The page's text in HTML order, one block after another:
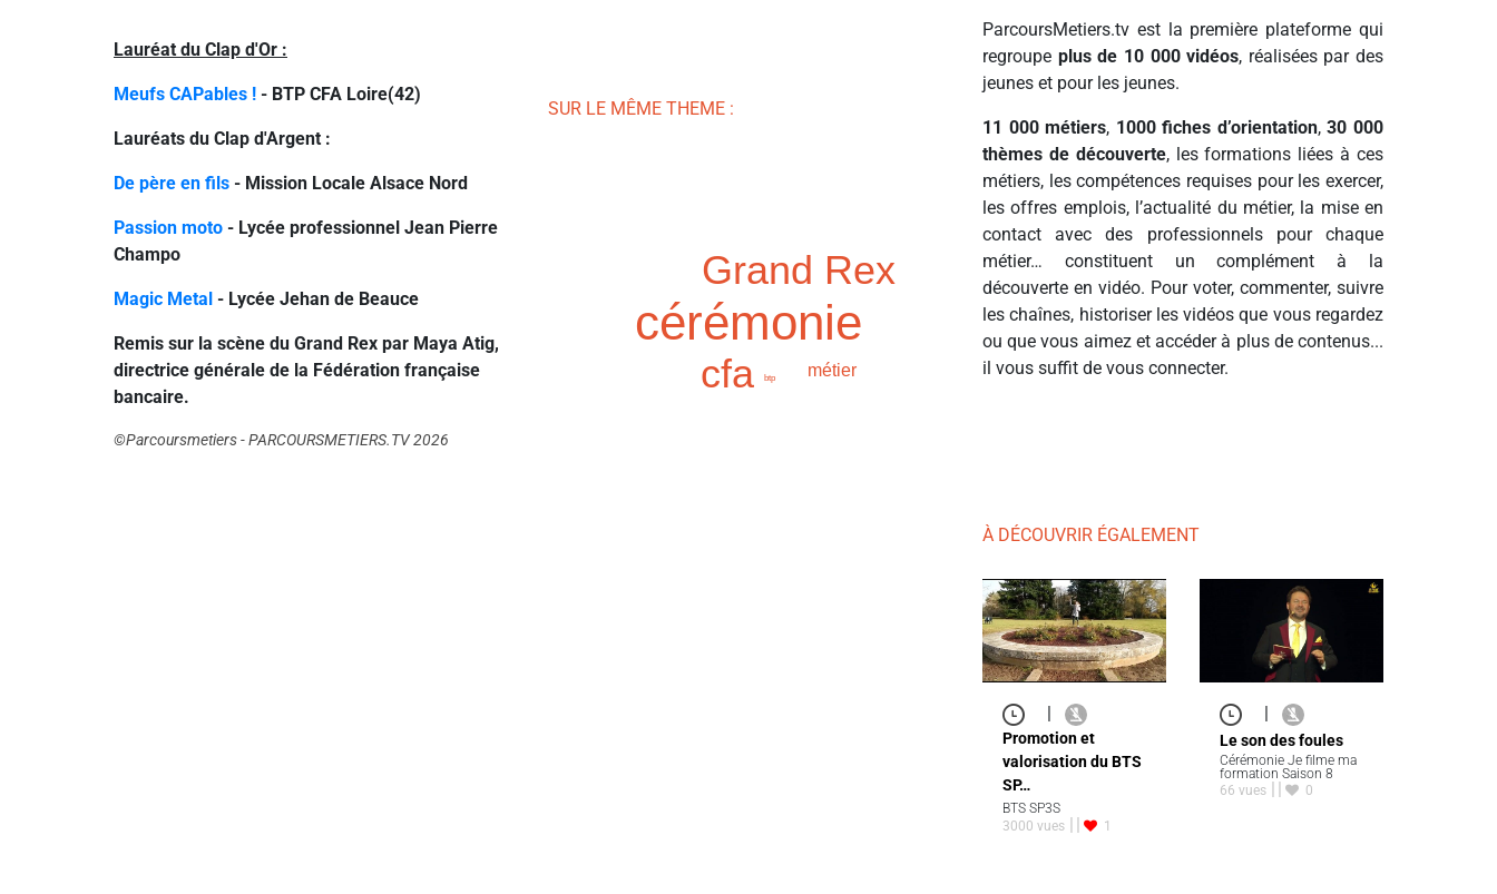
Lauréat du Clap d'Or :
Meufs CAPables ! - BTP CFA Loire(42)
Lauréats du Clap d'Argent :
De père en fils - Mission Locale Alsace Nord
Passion moto - Lycée professionnel Jean Pierre
Champo
Magic Metal - Lycée Jehan de Beauce
Remis sur la scène du Grand Rex par Maya Atig,
directrice générale de la Fédération française
bancaire.
©Parcoursmetiers - PARCOURSMETIERS.TV 2026
SUR LE MÊME THEME :
cérémonie
cfa
Grand Rex
métier
btp
ParcoursMetiers.tv est la première plateforme qui
regroupe plus de 10 000 vidéos, réalisées par des
jeunes et pour les jeunes.
11 000 métiers, 1000 fiches d’orientation,30 000
thèmes de découverte, les formations liées à ces
métiers, les compétences requises pour les exercer,
les offres emplois, l’actualité du métier, la mise en
contact avec des professionnels pour chaque
métier… constituent un complément à la
découverte en vidéo. Pour voter, commenter, suivre
les chaînes, historiser les vidéos que vous regardez
ou que vous aimez et accéder à plus de contenus...
il vous suffit de vous connecter.
À DÉCOUVRIR ÉGALEMENT
Promotion et
valorisation du BTS
SP…
BTS SP3S
3000 vues
1
Le son des foules
Cérémonie Je filme ma
formation Saison 8
66 vues
0